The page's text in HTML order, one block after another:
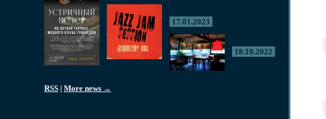
17.01.2023
18.10.2022
RSS | More news →